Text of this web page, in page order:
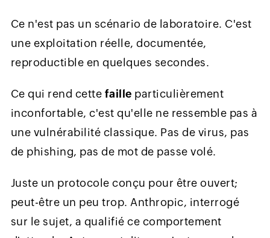
Ce n'est pas un scénario de laboratoire. C'est
une exploitation réelle, documentée,
reproductible en quelques secondes.
Ce qui rend cette faille particulièrement
inconfortable, c'est qu'elle ne ressemble pas à
une vulnérabilité classique. Pas de virus, pas
de phishing, pas de mot de passe volé.
Juste un protocole conçu pour être ouvert;
peut-être un peu trop. Anthropic, interrogé
sur le sujet, a qualifié ce comportement